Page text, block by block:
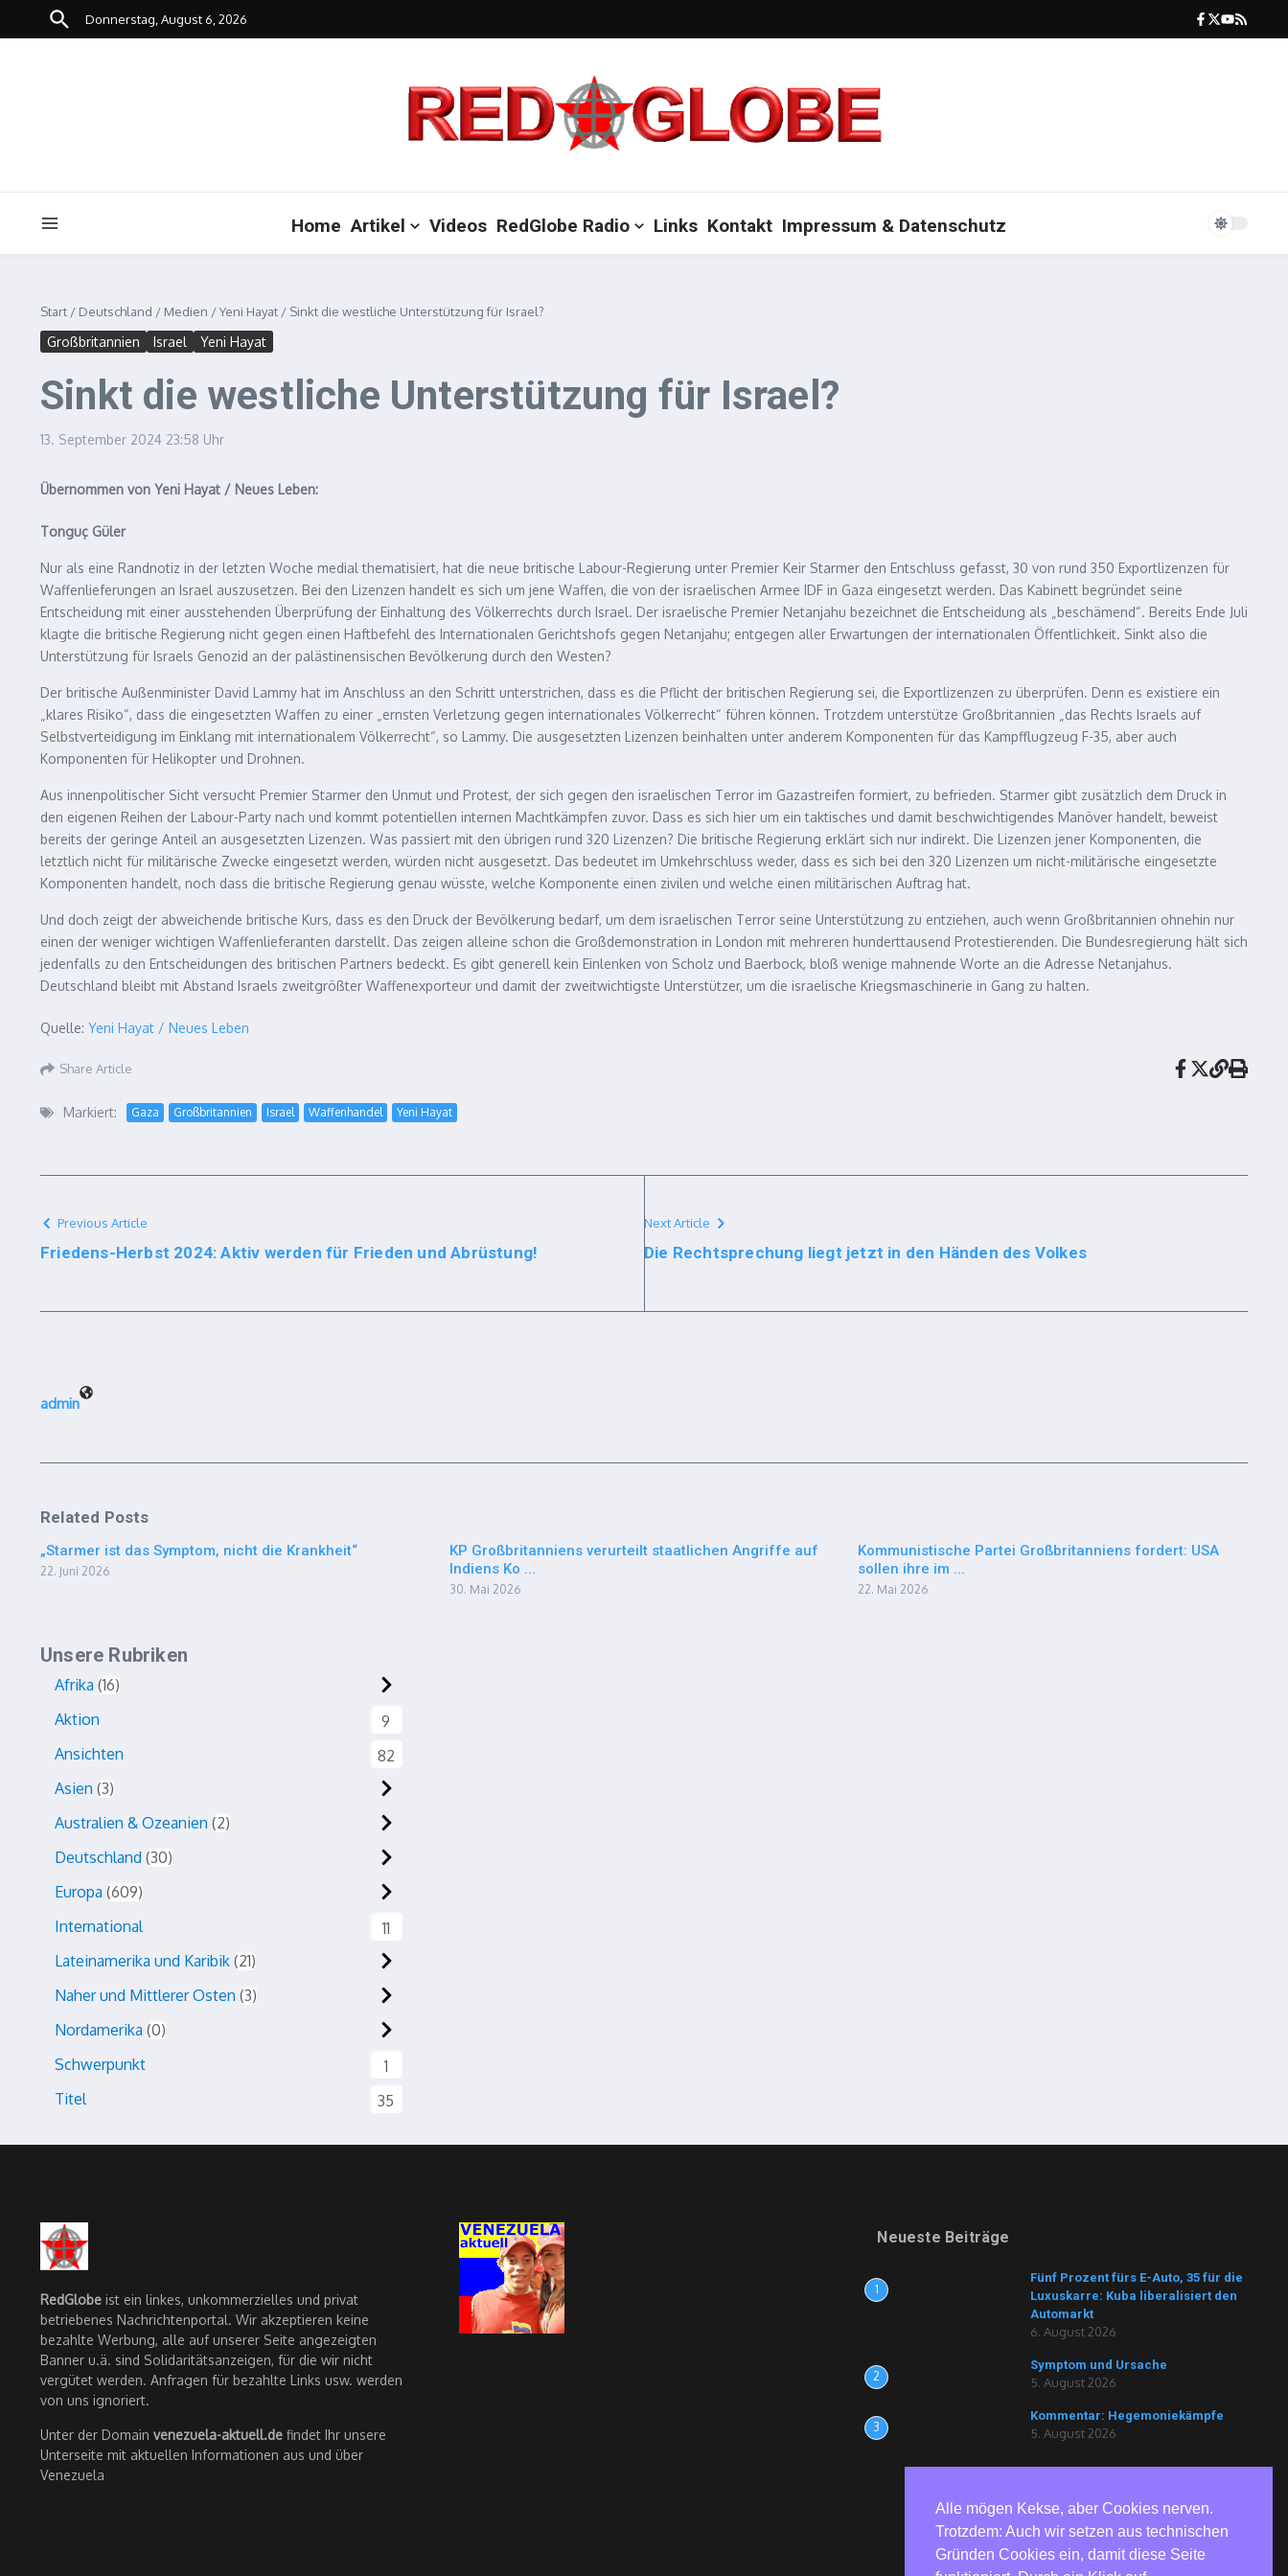
Zum Inhalt springen
Donnerstag, August 6, 2026
Home Artikel Videos RedGlobe Radio Links Kontakt Impressum & Datenschutz
Start / Deutschland / Medien /Yeni Hayat / Sinkt die westliche Unterstützung für Israel?
Großbritannien Israel Yeni Hayat
Sinkt die westliche Unterstützung für Israel?
13. September 2024 23:58 Uhr
Übernommen von Yeni Hayat / Neues Leben:
Tonguç Güler
Nur als eine Randnotiz in der letzten Woche medial thematisiert, hat die neue britische Labour-Regierung unter Premier Keir Starmer den Entschluss gefasst, 30 von rund 350 Exportlizenzen für
Waffenlieferungen an Israel auszusetzen. Bei den Lizenzen handelt es sich um jene Waffen, die von der israelischen Armee IDF in Gaza eingesetzt werden. Das Kabinett begründet seine
Entscheidung mit einer ausstehenden Überprüfung der Einhaltung des Völkerrechts durch Israel. Der israelische Premier Netanjahu bezeichnet die Entscheidung als „beschämend“. Bereits Ende Juli
klagte die britische Regierung nicht gegen einen Haftbefehl des Internationalen Gerichtshofs gegen Netanjahu; entgegen aller Erwartungen der internationalen Öffentlichkeit. Sinkt also die
Unterstützung für Israels Genozid an der palästinensischen Bevölkerung durch den Westen?
Der britische Außenminister David Lammy hat im Anschluss an den Schritt unterstrichen, dass es die Pflicht der britischen Regierung sei, die Exportlizenzen zu überprüfen. Denn es existiere ein
„klares Risiko“, dass die eingesetzten Waffen zu einer „ernsten Verletzung gegen internationales Völkerrecht“ führen können. Trotzdem unterstütze Großbritannien „das Rechts Israels auf
Selbstverteidigung im Einklang mit internationalem Völkerrecht“, so Lammy. Die ausgesetzten Lizenzen beinhalten unter anderem Komponenten für das Kampfflugzeug F-35, aber auch
Komponenten für Helikopter und Drohnen.
Aus innenpolitischer Sicht versucht Premier Starmer den Unmut und Protest, der sich gegen den israelischen Terror im Gazastreifen formiert, zu befrieden. Starmer gibt zusätzlich dem Druck in
den eigenen Reihen der Labour-Party nach und kommt potentiellen internen Machtkämpfen zuvor. Dass es sich hier um ein taktisches und damit beschwichtigendes Manöver handelt, beweist
bereits der geringe Anteil an ausgesetzten Lizenzen. Was passiert mit den übrigen rund 320 Lizenzen? Die britische Regierung erklärt sich nur indirekt. Die Lizenzen jener Komponenten, die
letztlich nicht für militärische Zwecke eingesetzt werden, würden nicht ausgesetzt. Das bedeutet im Umkehrschluss weder, dass es sich bei den 320 Lizenzen um nicht-militärische eingesetzte
Komponenten handelt, noch dass die britische Regierung genau wüsste, welche Komponente einen zivilen und welche einen militärischen Auftrag hat.
Und doch zeigt der abweichende britische Kurs, dass es den Druck der Bevölkerung bedarf, um dem israelischen Terror seine Unterstützung zu entziehen, auch wenn Großbritannien ohnehin nur
einen der weniger wichtigen Waffenlieferanten darstellt. Das zeigen alleine schon die Großdemonstration in London mit mehreren hunderttausend Protestierenden. Die Bundesregierung hält sich
jedenfalls zu den Entscheidungen des britischen Partners bedeckt. Es gibt generell kein Einlenken von Scholz und Baerbock, bloß wenige mahnende Worte an die Adresse Netanjahus.
Deutschland bleibt mit Abstand Israels zweitgrößter Waffenexporteur und damit der zweitwichtigste Unterstützer, um die israelische Kriegsmaschinerie in Gang zu halten.
Quelle: Yeni Hayat / Neues Leben
Share Article
Markiert: Gaza Großbritannien Israel Waffenhandel Yeni Hayat
Previous Article
Friedens-Herbst 2024: Aktiv werden für Frieden und Abrüstung!
Next Article
Die Rechtsprechung liegt jetzt in den Händen des Volkes
admin
Related Posts
„Starmer ist das Symptom, nicht die Krankheit“
22. Juni 2026
KP Großbritanniens verurteilt staatlichen Angriffe auf
Indiens Ko ...
30. Mai 2026
Kommunistische Partei Großbritanniens fordert: USA
sollen ihre im ...
22. Mai 2026
Unsere Rubriken
Afrika 16
Aktion
9
Ansichten
82
Asien 3
Australien & Ozeanien 2
Deutschland 30
Europa 609
International
11
Lateinamerika und Karibik 21
Naher und Mittlerer Osten 3
Nordamerika 0
Schwerpunkt
1
Titel
35
RedGlobe ist ein linkes, unkommerzielles und privat
betriebenes Nachrichtenportal. Wir akzeptieren keine
bezahlte Werbung, alle auf unserer Seite angezeigten
Banner u.ä. sind Solidaritätsanzeigen, für die wir nicht
vergütet werden. Anfragen für bezahlte Links usw. werden
von uns ignoriert.
Unter der Domain venezuela-aktuell.de findet Ihr unsere
Unterseite mit aktuellen Informationen aus und über
Venezuela
Neueste Beiträge
1
Fünf Prozent fürs E-Auto, 35 für die
Luxuskarre: Kuba liberalisiert den
Automarkt
6. August 2026
2
Symptom und Ursache
5. August 2026
3
Kommentar: Hegemoniekämpfe
5. August 2026
Alle mögen Kekse, aber Cookies nerven.
Trotzdem: Auch wir setzen aus technischen
Gründen Cookies ein, damit diese Seite